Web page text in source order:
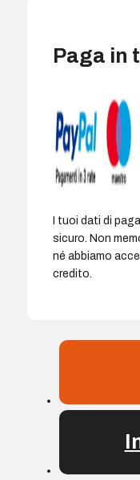
Paga in
I tuoi dati di
sicuro. Non
né abbiamo
credito.